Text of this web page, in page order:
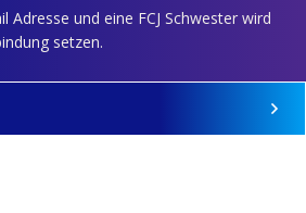
Adresse und eine FCJ Schwester wird
setzen.